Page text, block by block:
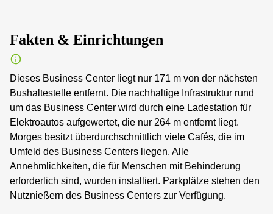
Fakten & Einrichtungen
Dieses Business Center liegt nur 171 m von der nächsten
Bushaltestelle entfernt. Die nachhaltige Infrastruktur rund
um das Business Center wird durch eine Ladestation für
Elektroautos aufgewertet, die nur 264 m entfernt liegt.
Morges besitzt überdurchschnittlich viele Cafés, die im
Umfeld des Business Centers liegen. Alle
Annehmlichkeiten, die für Menschen mit Behinderung
erforderlich sind, wurden installiert. Parkplätze stehen den
Nutznießern des Business Centers zur Verfügung.